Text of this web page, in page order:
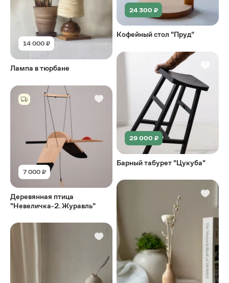
14 000 ₽
Лампа в тюрбане
7 000 ₽
Деревянная птица
"Невеличка-2. Журавль"
24 300 ₽
Кофейный стол "Пруд"
29 000 ₽
Барный табурет "Цукуба"